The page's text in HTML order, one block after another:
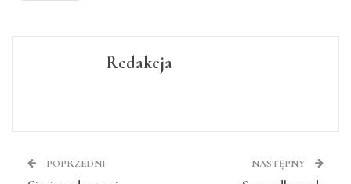
Redakcja
POPRZEDNI NASTĘPNY